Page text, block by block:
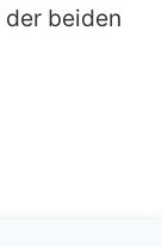
beiden